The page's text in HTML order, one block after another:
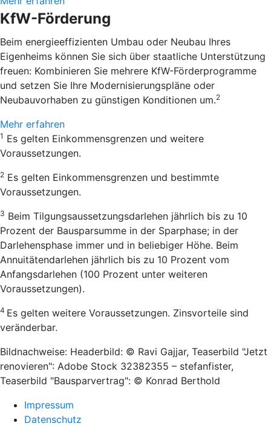
KfW-Förderung
Beim energieeffizienten Umbau oder Neubau Ihres
Eigenheims können Sie sich über staatliche Unterstützung
freuen: Kombinieren Sie mehrere KfW-Förderprogramme
und setzen Sie Ihre Modernisierungspläne oder
Neubauvorhaben zu günstigen Konditionen um.2
Mehr erfahren
1 Es gelten Einkommensgrenzen und weitere
Voraussetzungen.
2 Es gelten Einkommensgrenzen und bestimmte
Voraussetzungen.
3 Beim Tilgungsaussetzungsdarlehen jährlich bis zu 10
Prozent der Bausparsumme in der Sparphase; in der
Darlehensphase immer und in beliebiger Höhe. Beim
Annuitätendarlehen jährlich bis zu 10 Prozent vom
Anfangsdarlehen (100 Prozent unter weiteren
Voraussetzungen).
4 Es gelten weitere Voraussetzungen. Zinsvorteile sind
veränderbar.
Bildnachweise: Headerbild: © Ravi Gajjar, Teaserbild "Jetzt
renovieren": Adobe Stock 32382355 – stefanfister,
Teaserbild "Bausparvertrag": © Konrad Berthold
Impressum
Datenschutz